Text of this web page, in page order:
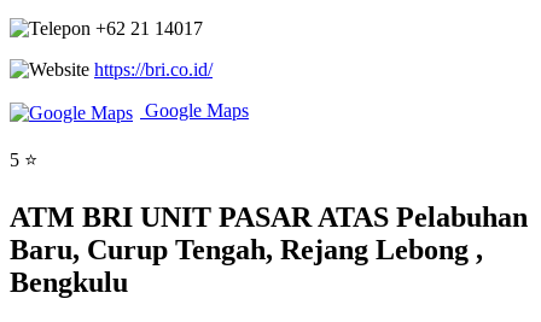
+62 21 14017
https://bri.co.id/
Google Maps
5 ⭐
ATM BRI UNIT PASAR ATAS Pelabuhan
Baru, Curup Tengah, Rejang Lebong ,
Bengkulu